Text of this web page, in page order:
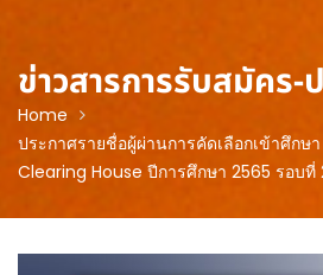
ข่าวสารการรับสมัคร-
Home
ประกาศรายชื่อผู้ผ่านการคัดเลือกเข้าศึกษ
Clearing House ปีการศึกษา 2565 รอบที่